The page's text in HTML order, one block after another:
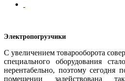
Электропогрузчики
С увеличением товарооборота
специального оборудования
нерентабельно, поэтому сегодня
помещении задействована